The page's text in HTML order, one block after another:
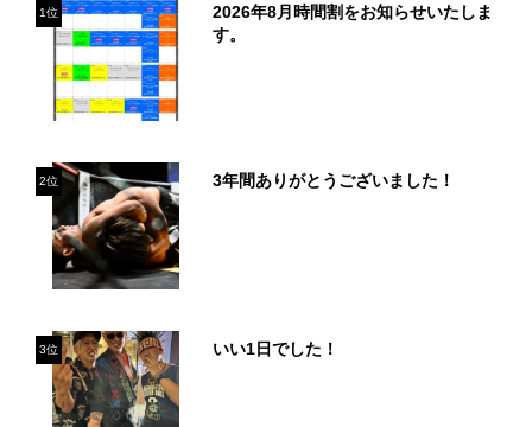
1位
2026年8月時間割をお知らせいたしま
す。
2位 3年間ありがとうございました！
3位 いい1日でした！